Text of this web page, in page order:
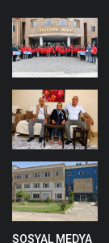
SOSYAL MEDYA